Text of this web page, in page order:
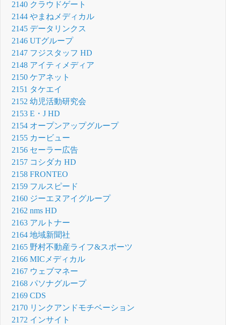
2140 クラウドゲート
2144 やまねメディカル
2145 データリンクス
2146 UTグループ
2147 フジスタッフ HD
2148 アイティメディア
2150 ケアネット
2151 タケエイ
2152 幼児活動研究会
2153 E・J HD
2154 オープンアップグループ
2155 カービュー
2156 セーラー広告
2157 コシダカ HD
2158 FRONTEO
2159 フルスピード
2160 ジーエヌアイグループ
2162 nms HD
2163 アルトナー
2164 地域新聞社
2165 野村不動産ライフ&スポーツ
2166 MICメディカル
2167 ウェブマネー
2168 パソナグループ
2169 CDS
2170 リンクアンドモチベーション
2172 インサイト